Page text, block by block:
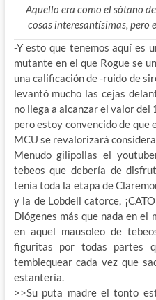
Aquello era como el sótano
cosas interesantísimas,
-Y esto que tenemos aquí es
mutante en el que Rogue se
una calificación de -ruido de
levantó mucho las cejas
no llega a alcanzar el valor del
pero estoy convencido de que
MCU se revalorizará
Menudo gilipollas el
tebeos que debería de
tenía toda la etapa de
y la de Lobdell catorce,
Diógenes más que nada en el
en aquel mausoleo de
figuritas por todas partes
temblequear cada vez que
estantería.
>>Su puta madre el tonto